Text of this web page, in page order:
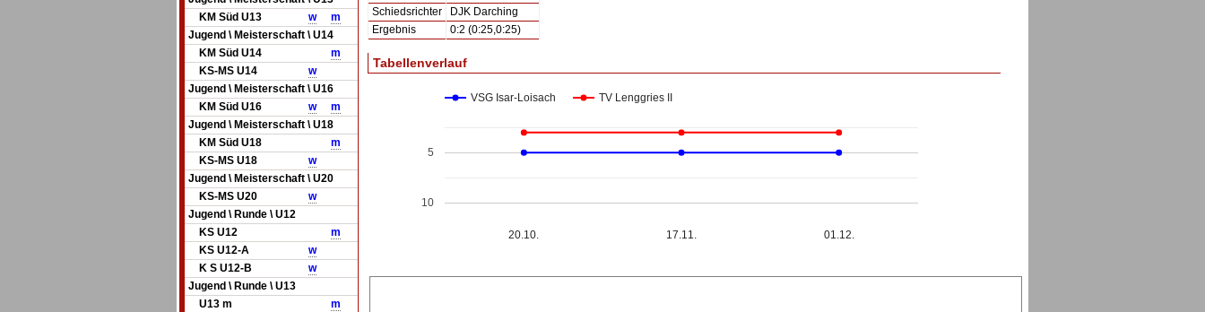
KM Süd U13
w
m
Jugend \ Meisterschaft \ U14
KM Süd U14
m
KS-MS U14
w
Jugend \ Meisterschaft \ U16
KM Süd U16
w
m
Jugend \ Meisterschaft \ U18
KM Süd U18
m
KS-MS U18
w
Jugend \ Meisterschaft \ U20
KS-MS U20
w
Jugend \ Runde \ U12
KS U12
m
KS U12-A
w
K S U12-B
w
Jugend \ Runde \ U13
U13 m
m
Schiedsrichter
DJK Darching
Ergebnis
0:2 (0:25,0:25)
Tabellenverlauf
VSG Isar-Loisach TV Lenggries II
20.10. 17.11. 01.12.
5
10